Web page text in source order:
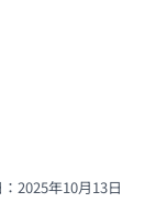
2025年10月13日